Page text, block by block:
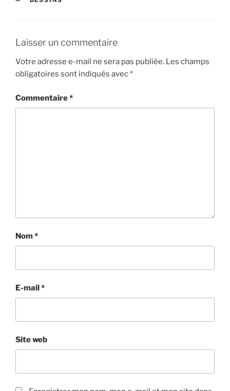
Laisser un commentaire
Votre adresse e-mail ne sera pas publiée. Les champs
obligatoires sont indiqués avec*
Commentaire*
Nom*
E-mail*
Site web